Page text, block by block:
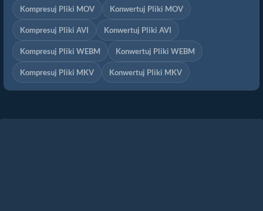
Kompresuj Pliki MOV Konwertuj Pliki MOV
Kompresuj Pliki AVI Konwertuj Pliki AVI
Kompresuj Pliki WEBM Konwertuj Pliki WEBM
Kompresuj Pliki MKV Konwertuj Pliki MKV